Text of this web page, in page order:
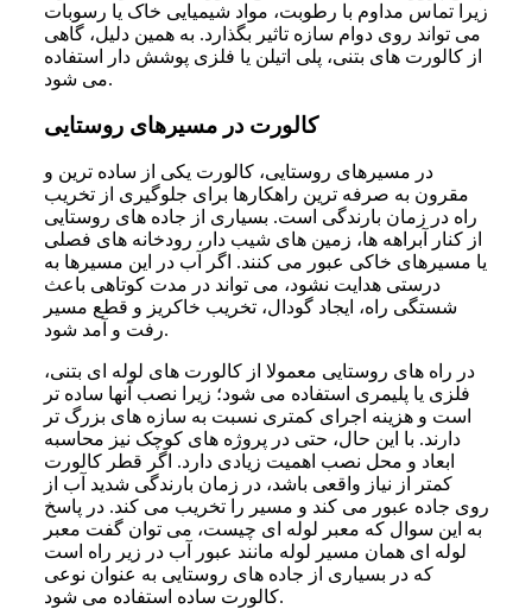
زیرا تماس مداوم با رطوبت، مواد شیمیایی خاک یا رسوبات
می تواند روی دوام سازه تاثیر بگذارد. به همین دلیل، گاهی
از کالورت های بتنی، پلی اتیلن یا فلزی پوشش دار استفاده
می شود.
کالورت در مسیرهای روستایی
در مسیرهای روستایی، کالورت یکی از ساده ترین و
مقرون به صرفه ترین راهکارها برای جلوگیری از تخریب
راه در زمان بارندگی است. بسیاری از جاده های روستایی
از کنار آبراهه ها، زمین های شیب دار، رودخانه های فصلی
یا مسیرهای خاکی عبور می کنند. اگر آب در این مسیرها به
درستی هدایت نشود، می تواند در مدت کوتاهی باعث
شستگی راه، ایجاد گودال، تخریب خاکریز و قطع مسیر
رفت و آمد شود.
در راه های روستایی معمولا از کالورت های لوله ای بتنی،
فلزی یا پلیمری استفاده می شود؛ زیرا نصب آنها ساده تر
است و هزینه اجرای کمتری نسبت به سازه های بزرگ تر
دارند. با این حال، حتی در پروژه های کوچک نیز محاسبه
ابعاد و محل نصب اهمیت زیادی دارد. اگر قطر کالورت
کمتر از نیاز واقعی باشد، در زمان بارندگی شدید آب از
روی جاده عبور می کند و مسیر را تخریب می کند. در پاسخ
به این سوال که معبر لوله ای چیست، می توان گفت معبر
لوله ای همان مسیر لوله مانند عبور آب در زیر راه است
که در بسیاری از جاده های روستایی به عنوان نوعی
کالورت ساده استفاده می شود.